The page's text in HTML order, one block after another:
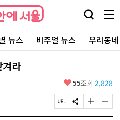
검
창
열
기
메
뉴
전
체
보
뉴스 비주얼 뉴스 우리동
라
좋
요
55조회 2,828
페
이
S
N
글
자
글
자